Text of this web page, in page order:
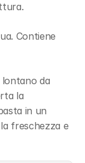
Contiene
da
la
in un
freschezza e